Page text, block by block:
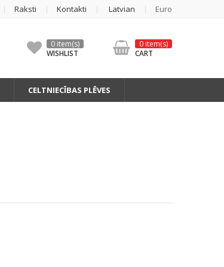
Raksti Kontakti Latvian Euro
0 item(s)
WISHLIST
0 item(s)
CART
CELTNIECĪBAS PLĒVES